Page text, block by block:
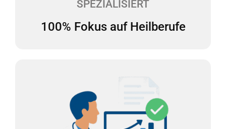
SPEZIALISIERT
100% Fokus auf Heilberufe
Keine Steuernachzahlung